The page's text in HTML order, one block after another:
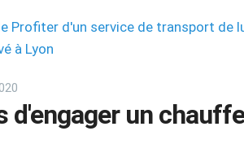
Profiter d'un service de transport de
à Lyon
d'engager un